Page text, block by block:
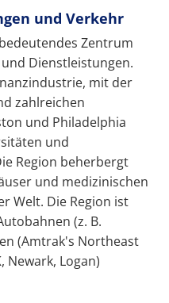
und Verkehr
Zentrum
Dienstleistungen.
mit der
zahlreichen
und Philadelphia
und
Region beherbergt
und medizinischen
Welt. Die Region ist
(z. B.
(Amtrak's Northeast
Newark, Logan)